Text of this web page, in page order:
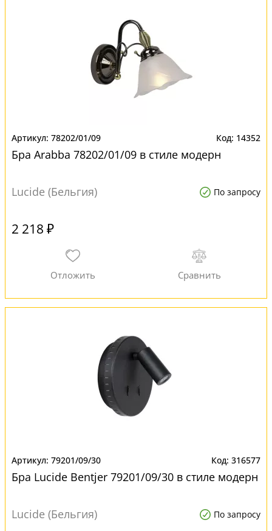
78202/01/09 14352
Бра Arabba 78202/01/09 в стиле модерн
Lucide (Бельгия) По запросу
2 218 ₽
79201/09/30 316577
Бра Lucide Bentjer 79201/09/30 в стиле модерн
Lucide (Бельгия) По запросу